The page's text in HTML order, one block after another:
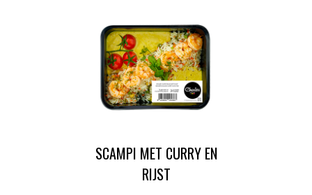
SCAMPI MET CURRY EN
RIJST